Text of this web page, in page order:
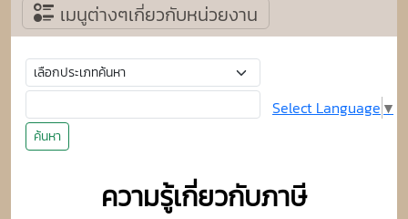
เมนูต่างๆเกี่ยวกับหน่วยงาน
ค้นหา
Select Language ▼
ความรู้เกี่ยวกับภาษี